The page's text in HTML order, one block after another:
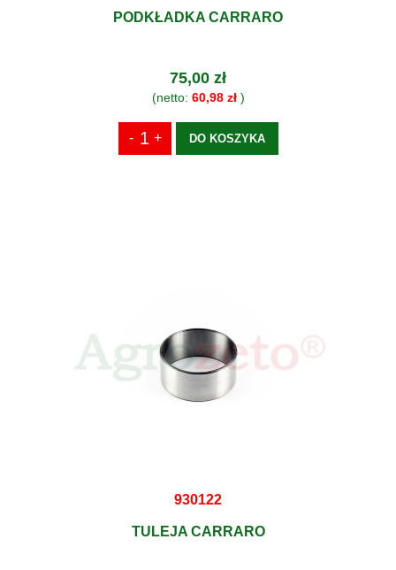
PODKŁADKA CARRARO
75,00 zł
(netto: 60,98 zł)
DO KOSZYKA
930122
TULEJA CARRARO